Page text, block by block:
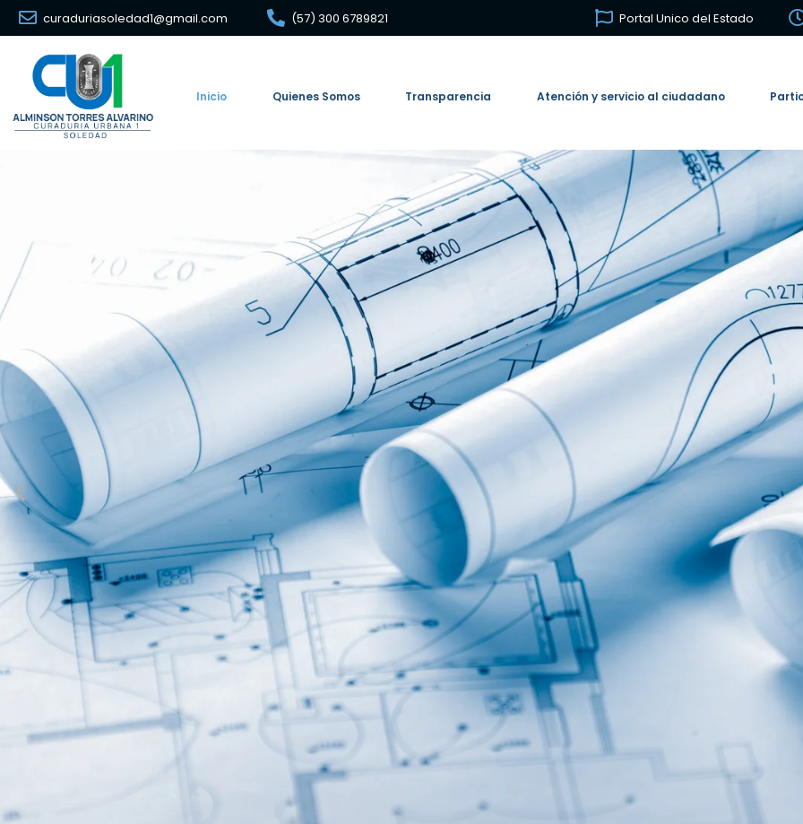
curaduriasoledad1@gmail.com (57) 300 6789821 Portal Unico del Estado
Inicio Quienes Somos Transparencia Atención y servicio al ciudadano